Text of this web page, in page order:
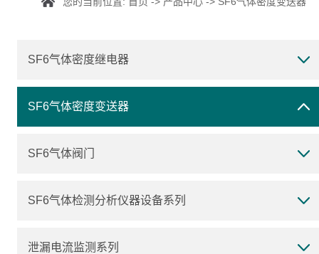
SF6气体密度继电器
SF6气体密度变送器
SF6气体阀门
SF6气体检测分析仪器设备系列
泄漏电流监测系列